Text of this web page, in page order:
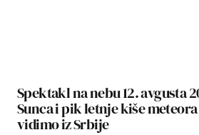
Spektakl na nebu 12. avgusta
Sunca i pik letnje kiše meteora
vidimo iz Srbije